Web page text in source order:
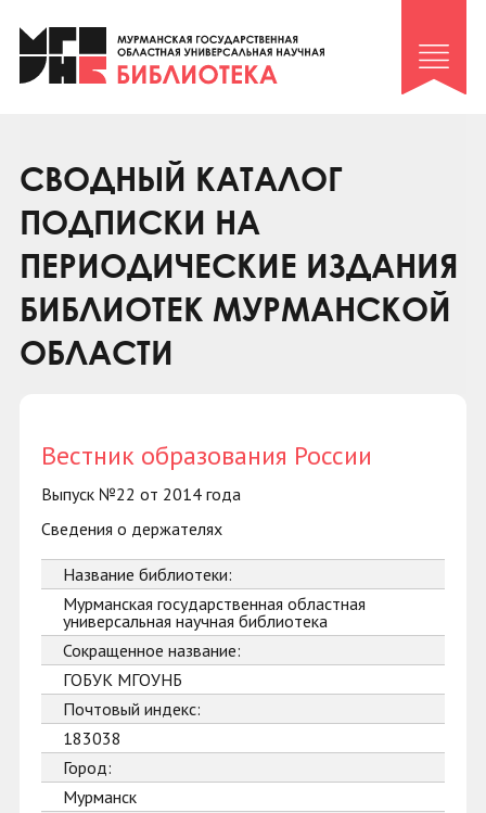
Клуб «Гиря и сельдерей»
Клуб «Семейный архив»
Коллегам
Контакты
СВОДНЫЙ КАТАЛОГ
ПОДПИСКИ НА
ПЕРИОДИЧЕСКИЕ ИЗДАНИЯ
БИБЛИОТЕК МУРМАНСКОЙ
ОБЛАСТИ
Вестник образования России
Выпуск №22 от 2014 года
Сведения о держателях
Название библиотеки:
Мурманская государственная областная
универсальная научная библиотека
Сокращенное название:
ГОБУК МГОУНБ
Почтовый индекс:
183038
Город:
Мурманск